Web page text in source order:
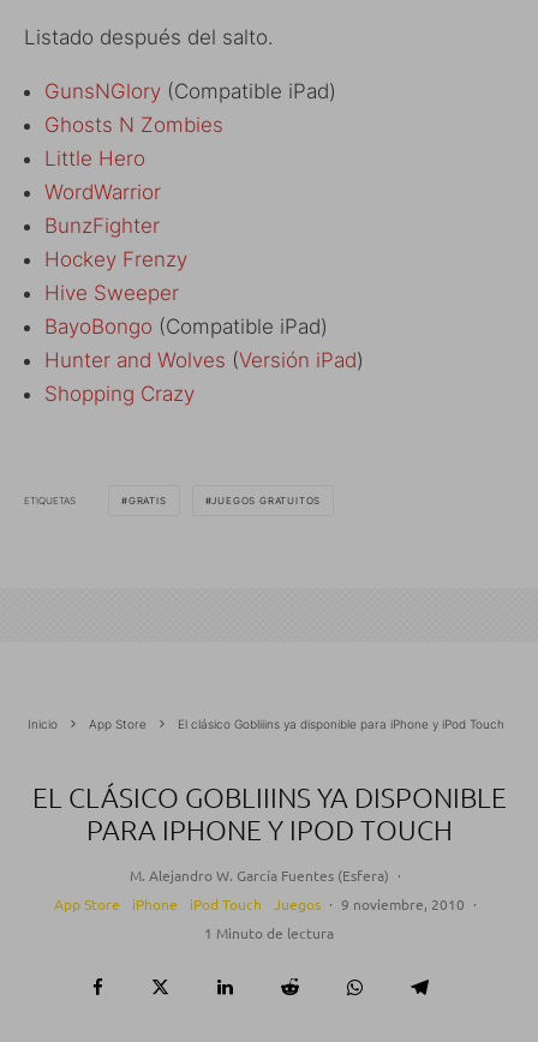
Listado después del salto.
GunsNGlory (Compatible iPad)
Ghosts N Zombies
Little Hero
WordWarrior
BunzFighter
Hockey Frenzy
Hive Sweeper
BayoBongo (Compatible iPad)
Hunter and Wolves (Versión iPad)
Shopping Crazy
ETIQUETAS GRATIS JUEGOS GRATUITOS
Inicio App Store El clásico Gobliiins ya disponible para iPhone y iPod Touch
EL CLÁSICO GOBLIIINS YA DISPONIBLE
PARA IPHONE Y IPOD TOUCH
M. Alejandro W. García Fuentes (Esfera) ·
App Store
iPhone iPod Touch Juegos · 9 noviembre, 2010 ·
1 Minuto de lectura